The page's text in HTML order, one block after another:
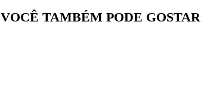
VOCÊ TAMBÉM PODE GOSTAR